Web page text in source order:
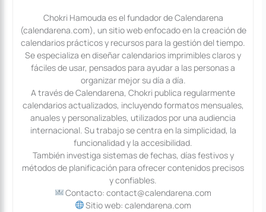
Chokri Hamouda es el fundador de Calendarena
(calendarena.com), un sitio web enfocado en la creación de
calendarios prácticos y recursos para la gestión del tiempo.
Se especializa en diseñar calendarios imprimibles claros y
fáciles de usar, pensados para ayudar a las personas a
organizar mejor su día a día.
A través de Calendarena, Chokri publica regularmente
calendarios actualizados, incluyendo formatos mensuales,
anuales y personalizables, utilizados por una audiencia
internacional. Su trabajo se centra en la simplicidad, la
funcionalidad y la accesibilidad.
También investiga sistemas de fechas, días festivos y
métodos de planificación para ofrecer contenidos precisos
y confiables.
Contacto: contact@calendarena.com
Sitio web: calendarena.com